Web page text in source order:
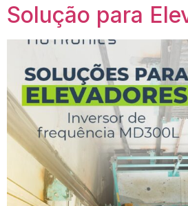
Solução para